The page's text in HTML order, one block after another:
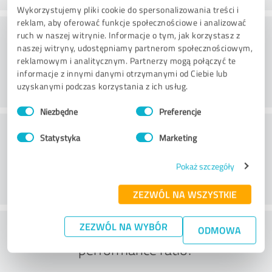
Wykorzystujemy pliki cookie do spersonalizowania treści i
reklam, aby oferować funkcje społecznościowe i analizować
ruch w naszej witrynie. Informacje o tym, jak korzystasz z
naszej witryny, udostępniamy partnerom społecznościowym,
reklamowym i analitycznym. Partnerzy mogą połączyć te
informacje z innymi danymi otrzymanymi od Ciebie lub
uzyskanymi podczas korzystania z ich usług.
Wybór
zgody Niezbędne Preferencje
Statystyka Marketing
Pokaż szczegóły
ZEZWÓL NA WSZYSTKIE
ZEZWÓL NA WYBÓR ODMOWA
Doradztwo
Obsługa klienta
What do you think of the price to
performance ratio?